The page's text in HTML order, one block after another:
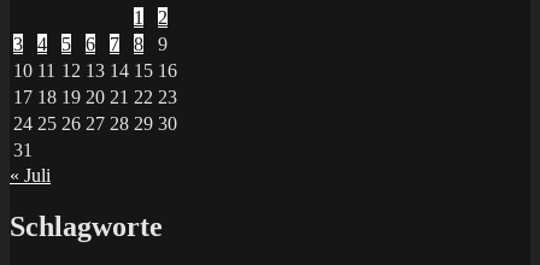
1
2
3
4 5 6 7 8
9
10 11 12 13 14 15 16
17 18 19 20 21 22 23
24 25 26 27 28 29 30
31
« Juli
Schlagworte